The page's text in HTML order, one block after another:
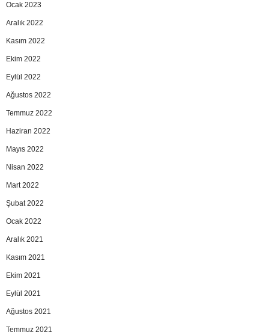
Ocak 2023
Aralık 2022
Kasım 2022
Ekim 2022
Eylül 2022
Ağustos 2022
Temmuz 2022
Haziran 2022
Mayıs 2022
Nisan 2022
Mart 2022
Şubat 2022
Ocak 2022
Aralık 2021
Kasım 2021
Ekim 2021
Eylül 2021
Ağustos 2021
Temmuz 2021